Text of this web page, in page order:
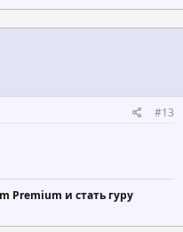
#13
Premium и стать гуру